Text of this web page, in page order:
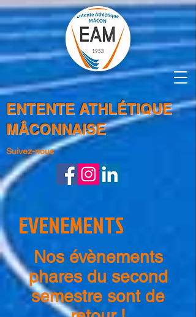
ENTENTE ATHLÉTIQUE
MÂCONNAISE
Suivez-nous
EVENEMENTS
Nos évènements
phares du second
semestre sont de